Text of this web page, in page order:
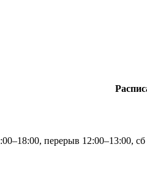
перерыв 12:00–13:00,